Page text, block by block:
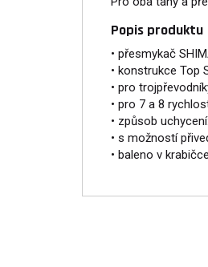
Popis produktu
• přesmykač
• konstrukce Top
• pro
• pro 7 a 8
• způsob
• s možností
• baleno v krabičce